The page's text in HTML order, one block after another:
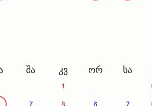
შა კვ
1
7 8
ორ სა
6 7